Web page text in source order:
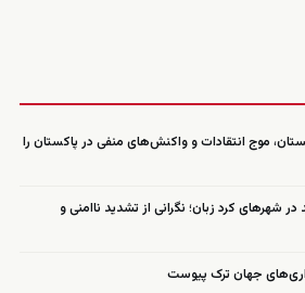
موج انتقادات و واکنش‌های منفی در پاکستان را
شهرهای کرد زبان؛ نگرانی از تشدید ناامنی و
جهان ترک پیوست